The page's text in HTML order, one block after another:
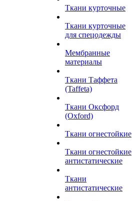
Ткани курточные
Ткани курточные
для спецодежды
Мембранные
материалы
Ткани Таффета
(Taffeta)
Ткани Оксфорд
(Oxford)
Ткани огнестойкие
Ткани огнестойкие
антистатические
Ткани
антистатические